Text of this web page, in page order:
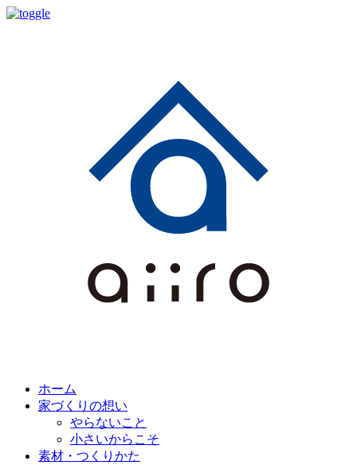
ホーム
家づくりの想い
やらないこと
小さいからこそ
素材・つくりかた